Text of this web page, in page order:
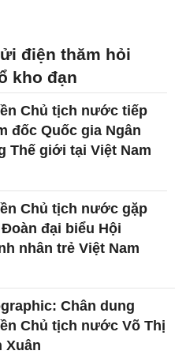
điện thăm hỏi
kho đạn
Chủ tịch nước tiếp
đốc Quốc gia Ngân
Thế giới tại Việt Nam
Chủ tịch nước gặp
đại biểu Hội
nhân trẻ Việt Nam
Chân dung
Chủ tịch nước Võ Thị
Xuân